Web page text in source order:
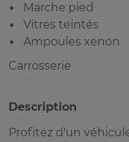
Marche pied
Vitres teintés
Ampoules xenon
Carrosserie
Description
Profitez d'un